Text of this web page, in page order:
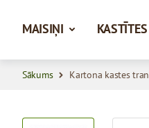
MAISIŅI KASTĪTES
Sākums Kartona kastes